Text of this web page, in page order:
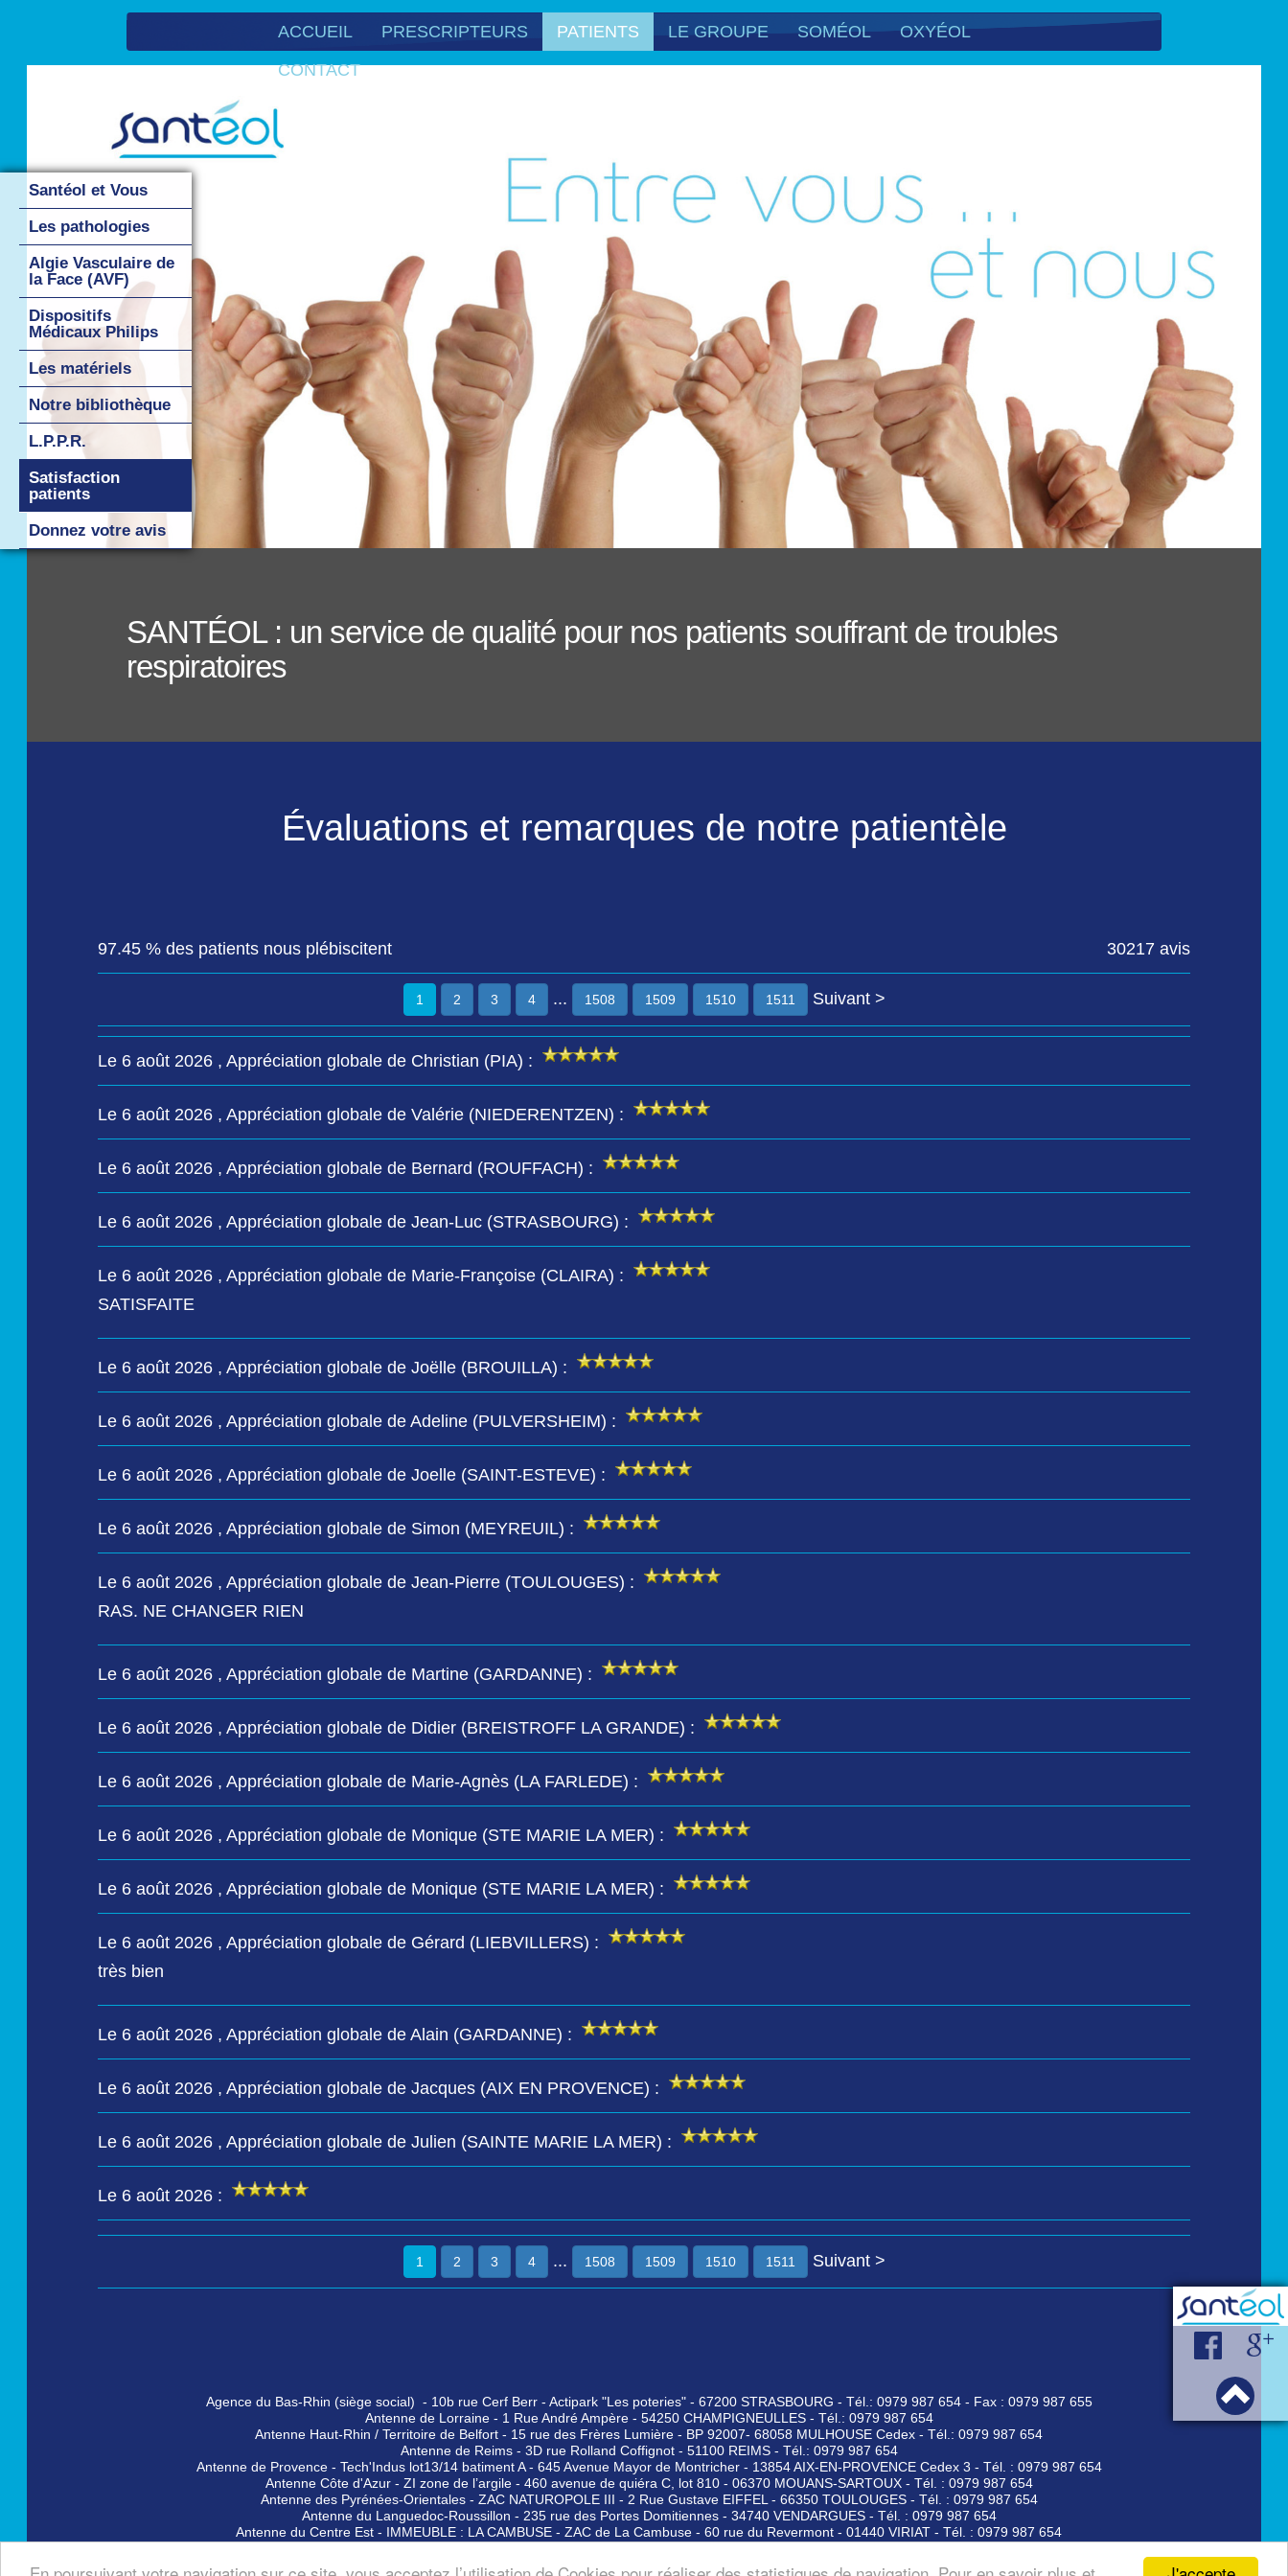
ACCUEIL PRESCRIPTEURS PATIENTS LE GROUPE SOMÉOL
OXYÉOL
CONTACT
SANTÉOL : un service de qualité pour nos patients souffrant de troubles
respiratoires
Évaluations et remarques de notre patientèle
97.45 % des patients nous plébiscitent 30217 avis
1 2 3 4 ... 1508 1509 1510 1511 Suivant >
Le 6 août 2026 , Appréciation globale de Christian (PIA) :
Le 6 août 2026 , Appréciation globale de Valérie (NIEDERENTZEN) :
Le 6 août 2026 , Appréciation globale de Bernard (ROUFFACH) :
Le 6 août 2026 , Appréciation globale de Jean-Luc (STRASBOURG) :
Le 6 août 2026 , Appréciation globale de Marie-Françoise (CLAIRA) :
SATISFAITE
Le 6 août 2026 , Appréciation globale de Joëlle (BROUILLA) :
Le 6 août 2026 , Appréciation globale de Adeline (PULVERSHEIM) :
Le 6 août 2026 , Appréciation globale de Joelle (SAINT-ESTEVE) :
Le 6 août 2026 , Appréciation globale de Simon (MEYREUIL) :
Le 6 août 2026 , Appréciation globale de Jean-Pierre (TOULOUGES) :
RAS. NE CHANGER RIEN
Le 6 août 2026 , Appréciation globale de Martine (GARDANNE) :
Le 6 août 2026 , Appréciation globale de Didier (BREISTROFF LA GRANDE) :
Le 6 août 2026 , Appréciation globale de Marie-Agnès (LA FARLEDE) :
Le 6 août 2026 , Appréciation globale de Monique (STE MARIE LA MER) :
Le 6 août 2026 , Appréciation globale de Monique (STE MARIE LA MER) :
Le 6 août 2026 , Appréciation globale de Gérard (LIEBVILLERS) :
très bien
Le 6 août 2026 , Appréciation globale de Alain (GARDANNE) :
Le 6 août 2026 , Appréciation globale de Jacques (AIX EN PROVENCE) :
Le 6 août 2026 , Appréciation globale de Julien (SAINTE MARIE LA MER) :
Le 6 août 2026 :
1 2 3 4 ... 1508 1509 1510 1511 Suivant >
Agence du Bas-Rhin (siège social) - 10b rue Cerf Berr - Actipark "Les poteries" - 67200 STRASBOURG - Tél.: 0979 987 654 - Fax : 0979 987 655
Antenne de Lorraine - 1 Rue André Ampère - 54250 CHAMPIGNEULLES - Tél.: 0979 987 654
Antenne Haut-Rhin / Territoire de Belfort - 15 rue des Frères Lumière - BP 92007- 68058 MULHOUSE Cedex - Tél.: 0979 987 654
Antenne de Reims - 3D rue Rolland Coffignot - 51100 REIMS - Tél.: 0979 987 654
Antenne de Provence - Tech'Indus lot13/14 batiment A - 645 Avenue Mayor de Montricher - 13854 AIX-EN-PROVENCE Cedex 3 - Tél. : 0979 987 654
Antenne Côte d'Azur - ZI zone de l’argile - 460 avenue de quiéra C, lot 810 - 06370 MOUANS-SARTOUX - Tél. : 0979 987 654
Antenne des Pyrénées-Orientales - ZAC NATUROPOLE III - 2 Rue Gustave EIFFEL - 66350 TOULOUGES - Tél. : 0979 987 654
Antenne du Languedoc-Roussillon - 235 rue des Portes Domitiennes - 34740 VENDARGUES - Tél. : 0979 987 654
Antenne du Centre Est - IMMEUBLE : LA CAMBUSE - ZAC de La Cambuse - 60 rue du Revermont - 01440 VIRIAT - Tél. : 0979 987 654
Agence Santéol Île-de-France - 5 Rue Adolphe Kegresse - 78290 CROISSY-SUR-SEINE - Tél. : 0979 987 654
Santéol et Vous
Les pathologies
Algie Vasculaire de
la Face (AVF)
Dispositifs
Médicaux Philips
Les matériels
Notre bibliothèque
L.P.P.R.
Satisfaction
patients
Donnez votre avis